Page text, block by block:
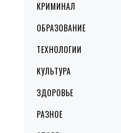
КРИМИНАЛ
ОБРАЗОВАНИЕ
ТЕХНОЛОГИИ
КУЛЬТУРА
ЗДОРОВЬЕ
РАЗНОЕ